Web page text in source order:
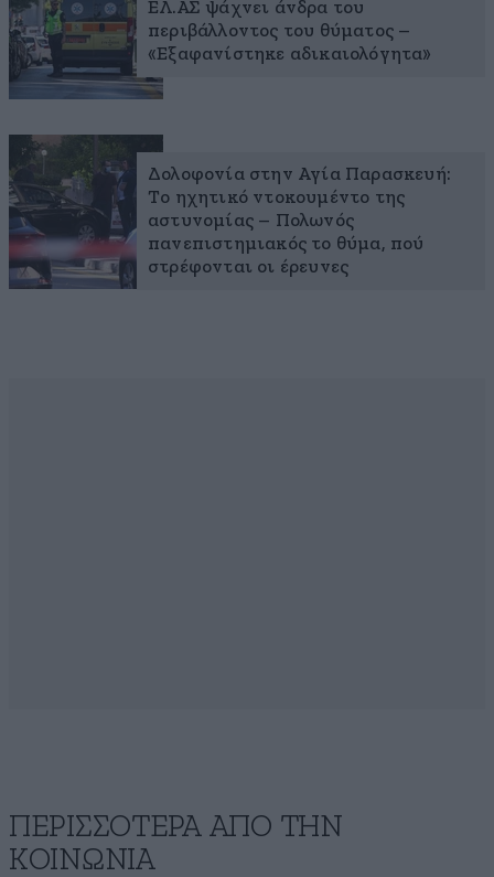
ΕΛ.ΑΣ ψάχνει άνδρα του
περιβάλλοντος του θύματος –
«Εξαφανίστηκε αδικαιολόγητα»
Δολοφονία στην Αγία Παρασκευή:
Το ηχητικό ντοκουμέντο της
αστυνομίας – Πολωνός
πανεπιστημιακός το θύμα, πού
στρέφονται οι έρευνες
ΠΕΡΙΣΣΟΤΕΡΑ ΑΠΟ ΤΗΝ
ΚΟΙΝΩΝΙΑ